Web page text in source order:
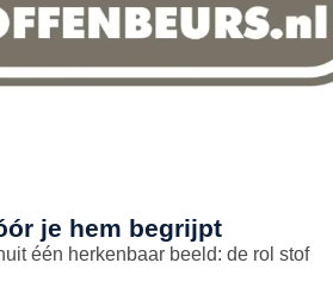
je hem begrijpt
één herkenbaar beeld: de rol stof